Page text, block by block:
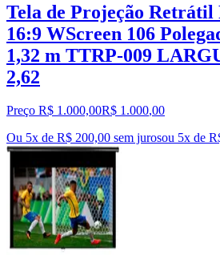
Tela de Projeção
16:9 WScreen 106
1,32 m TTRP-009
2,62
Preço R$ 1.000,00R$ 1.000,00
Ou 5x de R$ 200,00 sem jurosou 5x de